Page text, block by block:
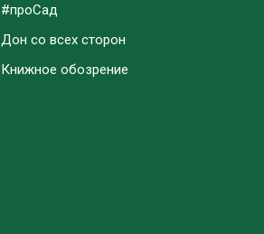
#проСад
Дон со всех сторон
Книжное обозрение